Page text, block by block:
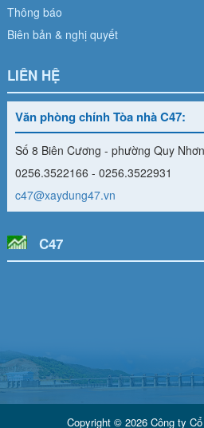
Thông báo
Biên bản & nghị quyết
LIÊN HỆ
Văn phòng chính Tòa nhà C47:
Số 8 Biên Cương - phường Quy
0256.3522166 - 0256.3522931
c47@xaydung47.vn
C47
Copyright © 2026 Công ty